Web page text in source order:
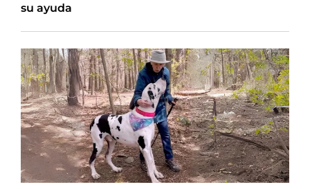
su ayuda